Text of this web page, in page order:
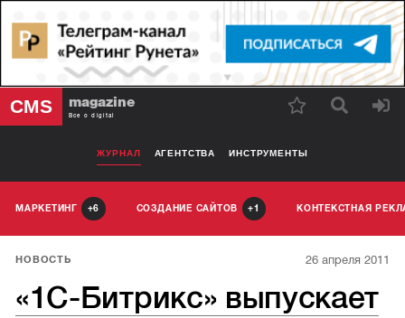
CMS magazine
Все о digital
ЖУРНАЛ АГЕНТСТВА ИНСТРУМЕНТЫ
МАРКЕТИНГ 6 СОЗДАНИЕ САЙТОВ 1 КОНТЕКСТНАЯ
НОВОСТЬ 26 апреля 2011
«1С-Битрикс» выпускает